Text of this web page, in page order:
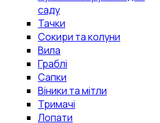
саду
Тачки
Сокири та колуни
Вила
Граблі
Сапки
Віники та мітли
Тримачі
Лопати